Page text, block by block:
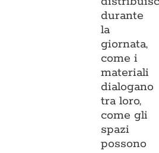
durante
la
giornata,
come i
materiali
dialogano
tra loro,
come gli
spazi
possono